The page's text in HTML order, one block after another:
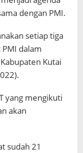
dengan PMI.
setiap tiga
dalam
Kutai
yang mengikuti
akan
sudah 21